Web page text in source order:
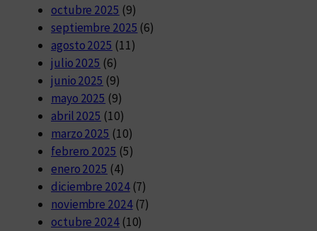
octubre 2025 (9)
septiembre 2025 (6)
agosto 2025 (11)
julio 2025 (6)
junio 2025 (9)
mayo 2025 (9)
abril 2025 (10)
marzo 2025 (10)
febrero 2025 (5)
enero 2025 (4)
diciembre 2024(7)
noviembre 2024(7)
octubre 2024(10)